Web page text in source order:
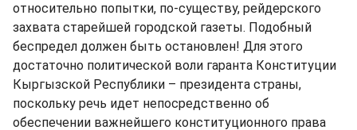
относительно попытки, по-существу, рейдерского
захвата старейшей городской газеты. Подобный
беспредел должен быть остановлен! Для этого
достаточно политической воли гаранта Конституции
Кыргызской Республики – президента страны,
поскольку речь идет непосредственно об
обеспечении важнейшего конституционного права